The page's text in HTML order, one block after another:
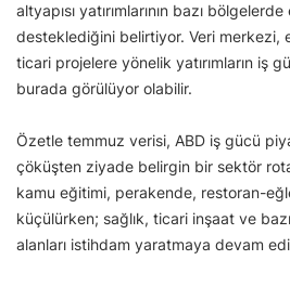
altyapısı yatırımlarının bazı
desteklediğini belirtiyor. Veri merkezi,
ticari projelere yönelik yatırımların iş
burada görülüyor olabilir.
Özetle temmuz verisi, ABD iş gücü
çöküşten ziyade belirgin bir sektör
kamu eğitimi, perakende, restoran-
küçülürken; sağlık, ticari inşaat ve
alanları istihdam yaratmaya devam